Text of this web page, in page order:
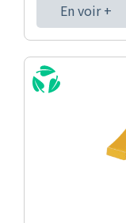
En voir +